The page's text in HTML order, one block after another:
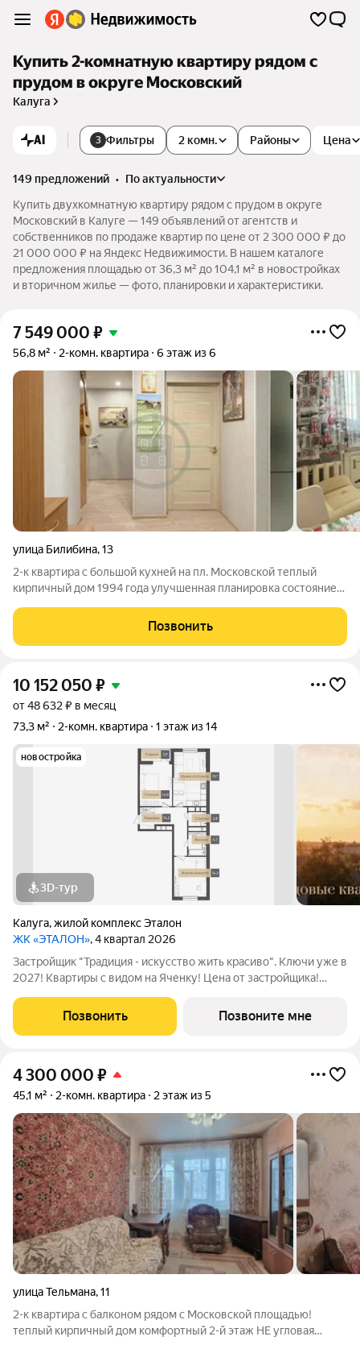
Купить 2-комнатную квартиру рядом с
прудом в округе Московский
Калуга
AI 3 Фильтры 2 комн. Цена
Районы
149 предложений •
по актуальности
Купить двухкомнатную квартиру рядом с прудом в округе
Московский в Калуге — 149 объявлений от агентств и
собственников по продаже квартир по цене от 2 300 000 ₽ до
21 000 000 ₽ на Яндекс Недвижимости. В нашем каталоге
предложения площадью от 36,3 м² до 104,1 м² в новостройках
и вторичном жилье — фото, планировки и характеристики.
7 549 000 ₽
56,8 м² 2-комн. квартира 6 этаж из 6
улица Билибина,13
2-к квартира с большой кухней на пл. Московской теплый
кирпичный дом 1994 года улучшенная планировка состояние
изолированные комнаты (16,6 + 11,6 кв.м), окна выходят на
разные стороны - во
Позвонить
10 152 050 ₽
от 48 632 ₽ в месяц
73,3 м²
2-комн. квартира 1 этаж из 14
новостройка
3D-тур
Калуга,жилой комплекс Эталон
ЖК «ЭТАЛОН», 4 квартал 2026
Застройщик "Традиция - искусство жить красиво". Ключи уже в
2027! Квартиры с видом на Яченку! Цена от застройщика!
программы покупки: -Семейная ипотека с платежами от 25
тыс/руб (для однушек), от 35
Позвонить Позвоните мне
4 300 000 ₽
45,1 м² 2-комн. квартира 2 этаж из 5
улица Тельмана,11
2-к квартира с балконом рядом с Московской площадью!
теплый кирпичный дом комфортный 2-й этаж НЕ угловая